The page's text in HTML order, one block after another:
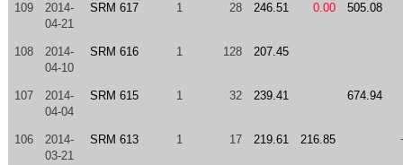
109
2014-
04-21
SRM 617 1 28 246.51 0.00 505.08
108
2014-
04-10
SRM 616 1 128 207.45
107
2014-
04-04
SRM 615 1 32 239.41 674.94
106
2014-
03-21
SRM 613 1 17 219.61 216.85